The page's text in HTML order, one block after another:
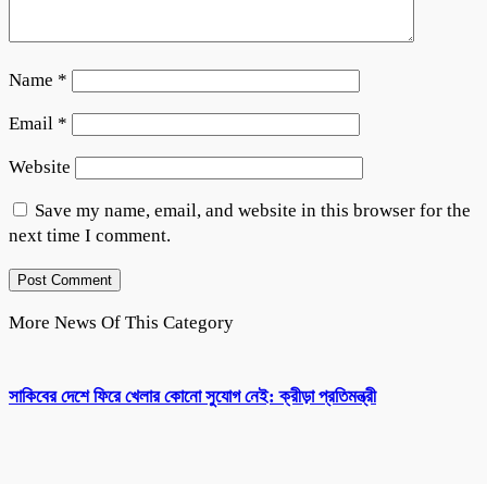
Name *
Email *
Website
Save my name, email, and website in this browser for the
next time I comment.
More News Of This Category
সাকিবের দেশে ফিরে খেলার কোনো সুযোগ নেই: ক্রীড়া প্রতিমন্ত্রী